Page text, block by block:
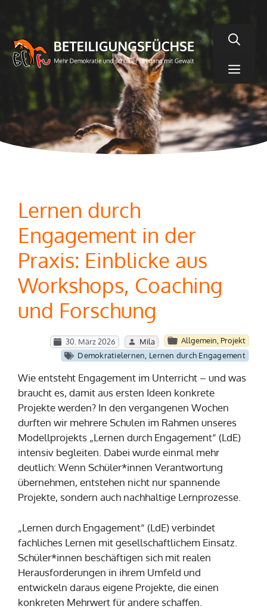
springen
Lernen durch
Engagement in der
Praxis: Einblicke aus
Workshops, Coaching
und Forschung
30. März 2026 Mila Allgemein, Projekt
Demokratielernen, Lernen durch Engagement
Wie entsteht Engagement im Unterricht – und was
braucht es, damit aus ersten Ideen konkrete
Projekte werden? In den vergangenen Wochen
durften wir mehrere Schulen im Rahmen unseres
Modellprojekts „Lernen durch Engagement“ (LdE)
intensiv begleiten. Dabei wurde einmal mehr
deutlich: Wenn Schüler*innen Verantwortung
übernehmen, entstehen nicht nur spannende
Projekte, sondern auch nachhaltige Lernprozesse.
„Lernen durch Engagement“ (LdE) verbindet
fachliches Lernen mit gesellschaftlichem Einsatz.
Schüler*innen beschäftigen sich mit realen
Herausforderungen in ihrem Umfeld und
entwickeln daraus eigene Projekte, die einen
konkreten Mehrwert für andere schaffen.